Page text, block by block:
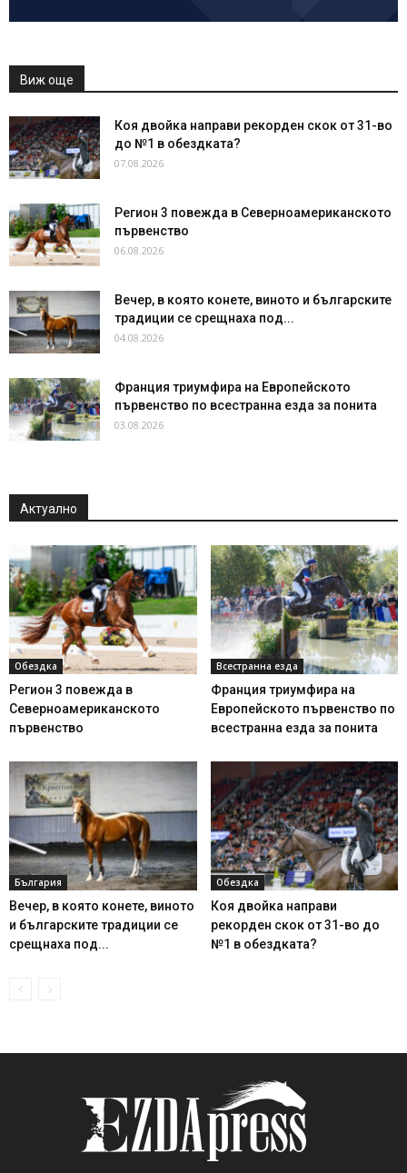
Виж още
Коя двойка направи рекорден скок от 31-во
до №1 в обездката?
07.08.2026
Регион 3 повежда в Северноамериканското
първенство
06.08.2026
Вечер, в която конете, виното и българските
традиции се срещнаха под...
04.08.2026
Франция триумфира на Европейското
първенство по всестранна езда за понита
03.08.2026
Актуално
Обездка
Регион 3 повежда в
Северноамериканското
първенство
Всестранна езда
Франция триумфира на
Европейското първенство по
всестранна езда за понита
България
Вечер, в която конете, виното
и българските традиции се
срещнаха под...
Обездка
Коя двойка направи
рекорден скок от 31-во до
№1 в обездката?